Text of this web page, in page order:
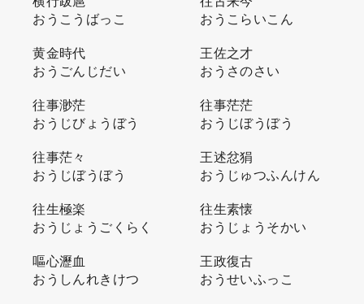
おうこうばっこ
おうこらいこん
黄金時代
おうごんじだい
王佐之才
おうさのさい
往事渺茫
おうじびょうぼう
往事茫茫
おうじぼうぼう
往事茫々
おうじぼうぼう
王述忿狷
おうじゅつふんけん
往生極楽
おうじょうごくらく
往生素懐
おうじょうそかい
嘔心瀝血
おうしんれきけつ
王政復古
おうせいふっこ